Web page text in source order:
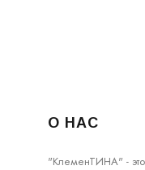
О НАС
"КлеменТИНА" -